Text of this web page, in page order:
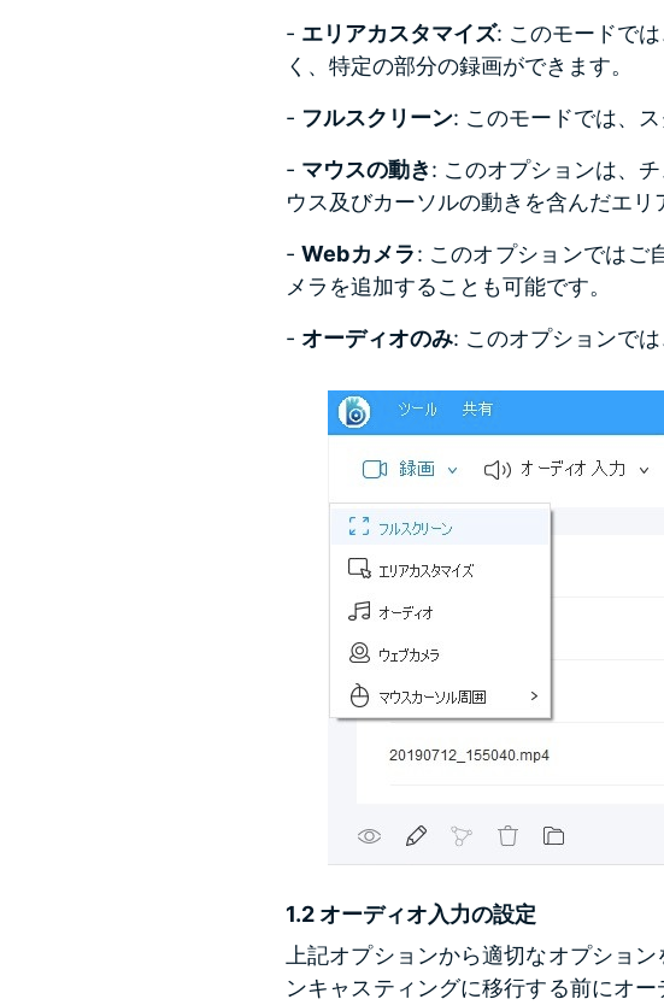
- エリアカスタマイズ: このモードで
く、特定の部分の録画ができます。
- フルスクリーン: このモードでは、
- マウスの動き: このオプションは、
ウス及びカーソルの動きを含んだエリ
-Webカメラ: このオプションではご
メラを追加することも可能です。
- オーディオのみ: このオプションで
1.2 オーディオ入力の設定
上記オプションから適切なオプショ
ンキャスティングに移行する前にオ